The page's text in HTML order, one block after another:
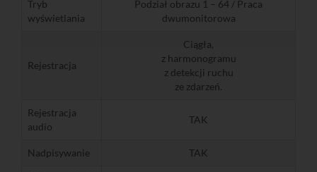
Tryb
wyświetlania
Podział obrazu 1 – 64 / Praca
dwumonitorowa
Rejestracja
Ciągła,
z harmonogramu
z detekcji ruchu
ze zdarzeń.
Rejestracja
audio
TAK
Nadpisywanie TAK